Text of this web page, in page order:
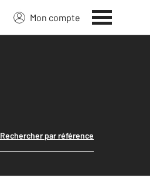
Mon compte
Rechercher par référence